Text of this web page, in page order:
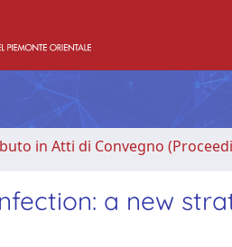
in Atti di Convegno
a new